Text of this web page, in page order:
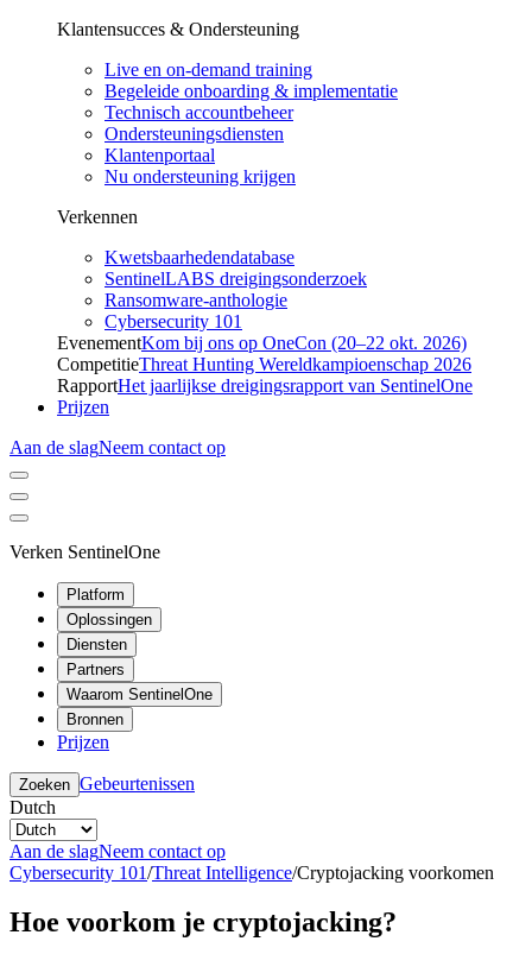
Klantensucces & Ondersteuning
Live en on-demand training
Begeleide onboarding & implementatie
Technisch accountbeheer
Ondersteuningsdiensten
Klantenportaal
Nu ondersteuning krijgen
Verkennen
Kwetsbaarhedendatabase
SentinelLABS dreigingsonderzoek
Ransomware-anthologie
Cybersecurity 101
EvenementKom bij ons op OneCon (20–22 okt. 2026)
CompetitieThreat Hunting Wereldkampioenschap 2026
RapportHet jaarlijkse dreigingsrapport van SentinelOne
Prijzen
Aan de slagNeem contact op
Verken SentinelOne
Platform
Oplossingen
Diensten
Partners
Waarom SentinelOne
Bronnen
Prijzen
Zoeken Gebeurtenissen
Dutch
Aan de slagNeem contact op
Cybersecurity 101/Threat Intelligence/Cryptojacking voorkomen
Hoe voorkom je cryptojacking?